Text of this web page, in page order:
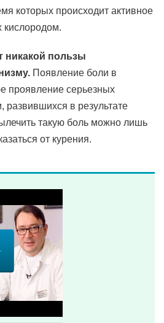
которых происходит активное
кислородом.
никакой пользы
Появление боли в
проявление серьезных
развившихся в результате
такую боль можно лишь
от курения.